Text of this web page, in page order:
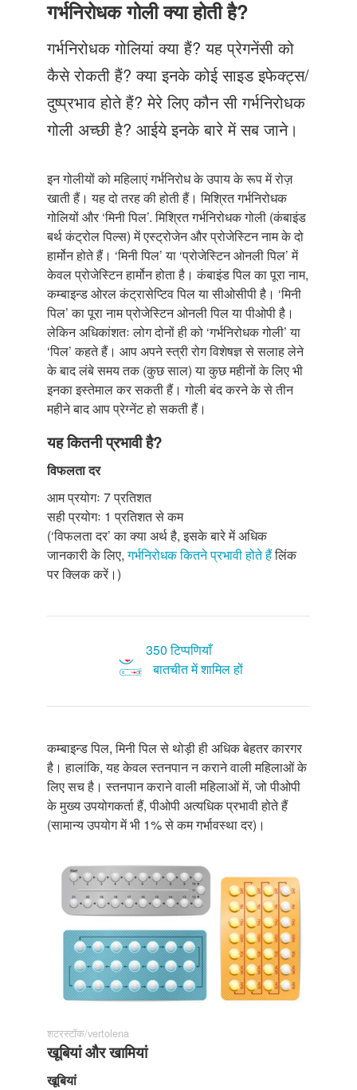
Just Poocho
संपर्क करें
गर्भनिरोधक गोली क्या होती है?
गर्भनिरोधक गोलियां क्या हैं? यह प्रेगनेंसी को
कैसे रोकती हैं? क्या इनके कोई साइड इफेक्ट्स/
दुष्प्रभाव होते हैं? मेरे लिए कौन सी गर्भनिरोधक
गोली अच्छी है? आईये इनके बारे में सब जाने।
इन गोलीयों को महिलाएं गर्भनिरोध के उपाय के रूप में रोज़
खाती हैं। यह दो तरह की होती हैं। मिश्रित गर्भनिरोधक
गोलियों और ‘मिनी पिल’. मिश्रित गर्भनिरोधक गोली (कंबाइंड
बर्थ कंट्रोल पिल्स) में एस्ट्रोजेन और प्रोजेस्टिन नाम के दो
हार्मोन होते हैं। ‘मिनी पिल’ या ‘प्रोजेस्टिन ओनली पिल’ में
केवल प्रोजेस्टिन हार्मोन होता है। कंबाइंड पिल का पूरा नाम,
कम्बाइन्ड ओरल कंट्रासेप्टिव पिल या सीओसीपी है। ‘मिनी
पिल’ का पूरा नाम प्रोजेस्टिन ओनली पिल या पीओपी है।
लेकिन अधिकांशतः लोग दोनों ही को ‘गर्भनिरोधक गोली’ या
‘पिल’ कहते हैं। आप अपने स्त्री रोग विशेषज्ञ से सलाह लेने
के बाद लंबे समय तक (कुछ साल) या कुछ महीनों के लिए भी
इनका इस्तेमाल कर सकती हैं। गोली बंद करने के से तीन
महीने बाद आप प्रेग्नेंट हो सकती हैं।
यह कितनी प्रभावी है?
विफलता दर
आम प्रयोगः 7 प्रतिशत
सही प्रयोगः 1 प्रतिशत से कम
(‘विफलता दर’ का क्या अर्थ है, इसके बारे में अधिक
जानकारी के लिए,गर्भनिरोधक कितने प्रभावी होते हैंलिंक
पर क्लिक करें।)
350 टिप्पणियाँ
बातचीत में शामिल हों
कम्बाइन्ड पिल, मिनी पिल से थोड़ी ही अधिक बेहतर कारगर
है। हालांकि, यह केवल स्तनपान न कराने वाली महिलाओं के
लिए सच है। स्तनपान कराने वाली महिलाओं में, जो पीओपी
के मुख्य उपयोगकर्ता हैं, पीओपी अत्यधिक प्रभावी होते हैं
(सामान्य उपयोग में भी 1% से कम गर्भावस्था दर)।
शटरस्टॉक/vertolena
खूबियां और खामियां
खूबियां